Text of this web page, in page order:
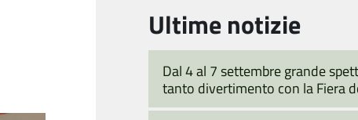
Ultime notizie
Dal 4 al 7 settembre grande
tanto divertimento con la Fiera